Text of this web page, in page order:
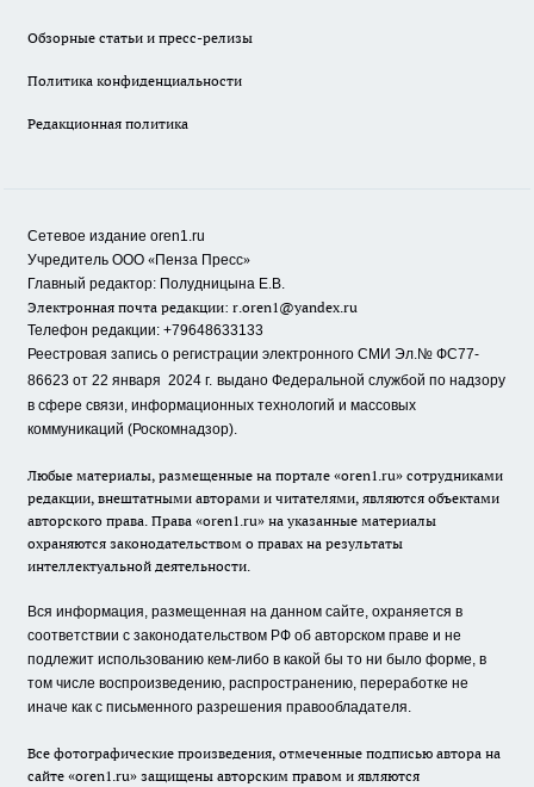
Обзорные статьи и пресс-релизы
Политика конфиденциальности
Редакционная политика
Сетевое издание oren1.ru
Учредитель ООО «Пенза Пресс»
Главный редактор: Полудницына Е.В.
Электронная почта редакции: r.oren1@yandex.ru
Телефон редакции: +79648633133
Реестровая запись о регистрации электронного СМИ Эл.№ ФС77-
86623 от 22 января 2024 г. выдано Федеральной службой по надзору
в сфере связи, информационных технологий и массовых
коммуникаций (Роскомнадзор).
Любые материалы, размещенные на портале «oren1.ru» сотрудниками
редакции, внештатными авторами и читателями, являются объектами
авторского права. Права «oren1.ru» на указанные материалы
охраняются законодательством о правах на результаты
интеллектуальной деятельности.
Вся информация, размещенная на данном сайте, охраняется в
соответствии с законодательством РФ об авторском праве и не
подлежит использованию кем-либо в какой бы то ни было форме, в
том числе воспроизведению, распространению, переработке не
иначе как с письменного разрешения правообладателя.
Все фотографические произведения, отмеченные подписью автора на
сайте «oren1.ru» защищены авторским правом и являются